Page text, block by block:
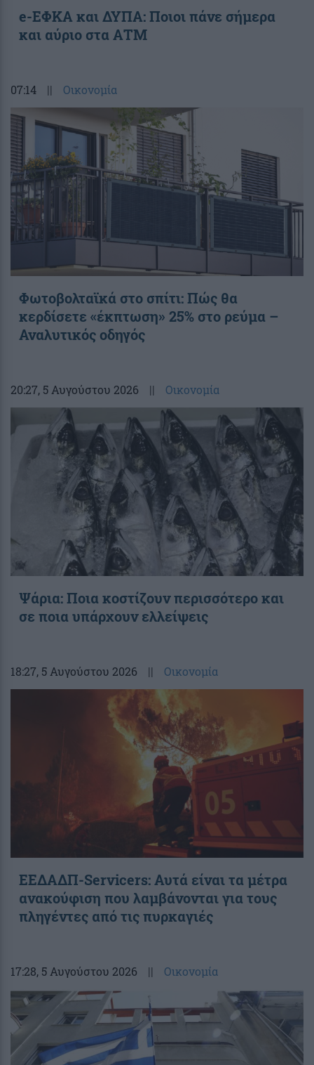
e-ΕΦΚΑ και ΔΥΠΑ: Ποιοι πάνε σήμερα
και αύριο στα ΑΤΜ
07:14 || Οικονομία
Φωτοβολταϊκά στο σπίτι: Πώς θα
κερδίσετε «έκπτωση» 25% στο ρεύμα –
Αναλυτικός οδηγός
20:27, 5 Αυγούστου 2026 || Οικονομία
Ψάρια: Ποια κοστίζουν περισσότερο και
σε ποια υπάρχουν ελλείψεις
18:27, 5 Αυγούστου 2026 || Οικονομία
ΕΕΔΑΔΠ-Servicers: Αυτά είναι τα μέτρα
ανακούφιση που λαμβάνονται για τους
πληγέντες από τις πυρκαγιές
17:28, 5 Αυγούστου 2026 || Οικονομία